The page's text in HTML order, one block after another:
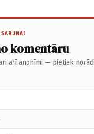
komentāru
arī anonīmi — pietiek